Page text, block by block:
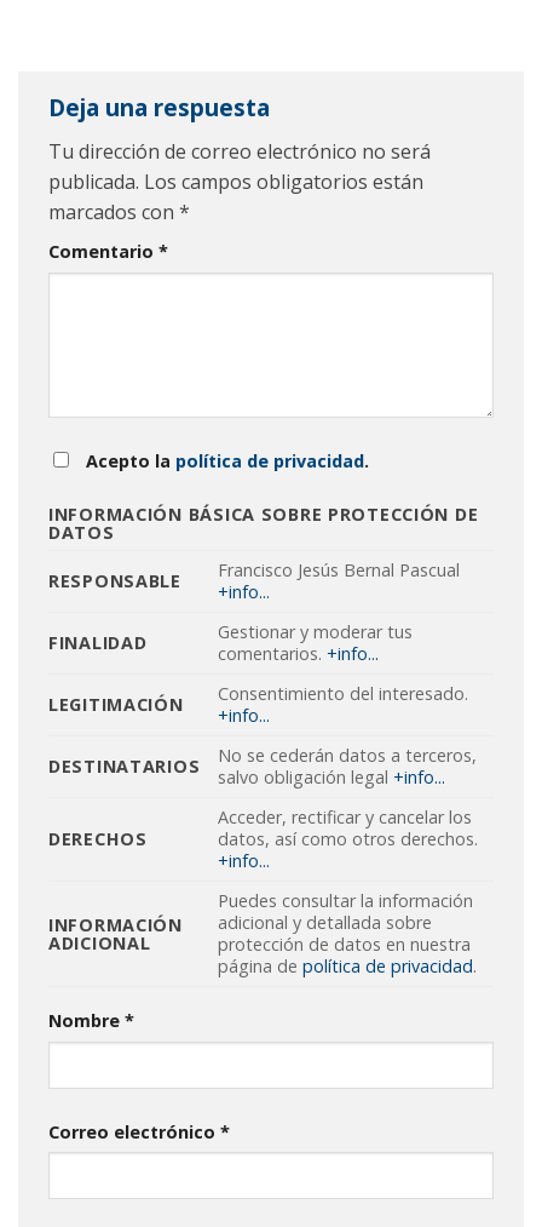
Deja una respuesta
Tu dirección de correo electrónico no será
publicada. Los campos obligatorios están
marcados con *
Comentario *
Acepto la política de privacidad.
INFORMACIÓN BÁSICA SOBRE PROTECCIÓN DE
DATOS
RESPONSABLE
Francisco Jesús Bernal Pascual
+info...
FINALIDAD
Gestionar y moderar tus
comentarios. +info...
LEGITIMACIÓN
Consentimiento del interesado.
+info...
DESTINATARIOS
No se cederán datos a terceros,
salvo obligación legal +info...
DERECHOS
Acceder, rectificar y cancelar los
datos, así como otros derechos.
+info...
INFORMACIÓN
ADICIONAL
Puedes consultar la información
adicional y detallada sobre
protección de datos en nuestra
página depolítica de privacidad.
Nombre *
Correo electrónico *